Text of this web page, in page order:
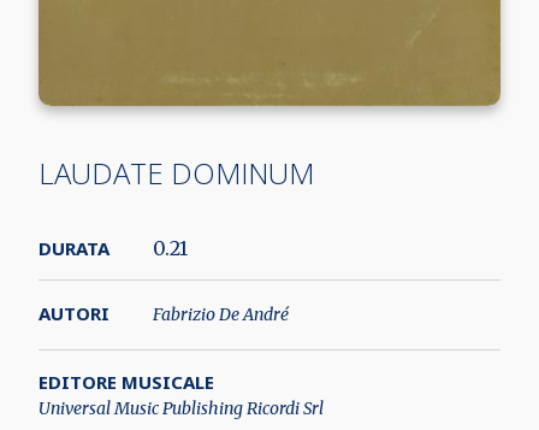
LAUDATE DOMINUM
DURATA 0.21
AUTORI Fabrizio De André
EDITORE MUSICALE
Universal Music Publishing Ricordi Srl